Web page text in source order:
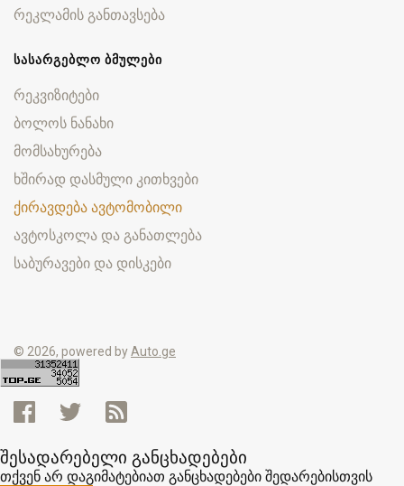
რეკლამის განთავსება
ᲡᲐᲡᲐᲠᲒᲔᲑᲚᲝ ᲑᲛᲣᲚᲔᲑᲘ
რეკვიზიტები
ბოლოს ნანახი
მომსახურება
ხშირად დასმული კითხვები
ქირავდება ავტომობილი
ავტოსკოლა და განათლება
საბურავები და დისკები
© 2026, powered byAuto.ge
შესადარებელი განცხადებები
თქვენ არ დაგიმატებიათ განცხადებები შედარებისთვის